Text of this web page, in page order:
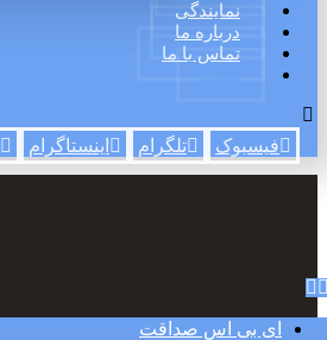
نمایندگی
درباره ما
تماس با ما
فیسبوک تلگرام اینستاگرام
ای بی اس صداقت